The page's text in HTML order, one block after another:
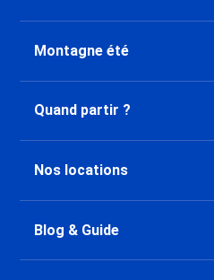
Montagne été
Quand partir ?
Nos locations
Blog & Guide